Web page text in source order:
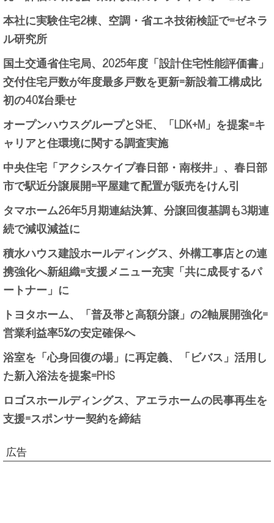
本社に実験住宅2棟、空調・省エネ技術検証で=ゼネラ
ル研究所
国土交通省住宅局、2025年度「設計住宅性能評価書」
交付住宅戸数が年度最多戸数を更新=新設着工構成比
初の40%台乗せ
オープンハウスグループとSHE、「LDK+M」を提案=キ
ャリアと住環境に関する調査実施
中央住宅「アクシスケイプ春日部・南桜井」、春日部
市で駅近分譲展開=平屋建て配置が販売をけん引
タマホーム26年5月期連結決算、分譲回復基調も3期連
続で減収減益に
積水ハウス建設ホールディングス、外構工事店との連
携強化へ新組織=支援メニュー充実「共に成長するパ
ートナー」に
トヨタホーム、「普及帯と高額分譲」の2軸展開強化=
営業利益率5%の安定確保へ
浴室を「心身回復の場」に再定義、「ビバス」活用し
た新入浴法を提案=PHS
ロゴスホールディングス、アエラホームの民事再生を
支援=スポンサー契約を締結
広告